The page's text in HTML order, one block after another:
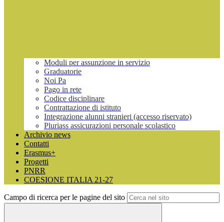
Moduli per assunzione in servizio
Graduatorie
Noi Pa
Pago in rete
Codice disciplinare
Contrattazione di istituto
Integrazione alunni stranieri (accesso riservato)
Pluriass assicurazioni personale scolastico
Archivio news
Contatti
Erasmus+
Progetti
PNRR
COESIONE ITALIA 21-27
Campo di ricerca per le pagine del sito